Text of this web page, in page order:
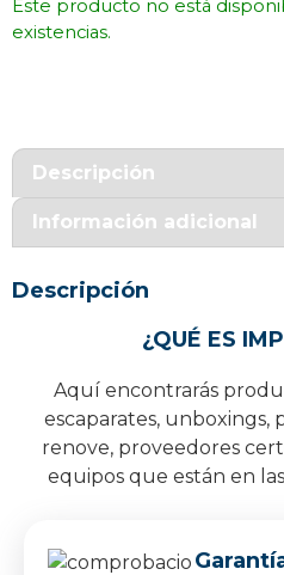
Este producto no está
existencias.
Descripción
Información adicional
Descripción
¿QUÉ ES
Aquí encontrarás
escaparates, unboxings,
renove, proveedores
equipos que están en